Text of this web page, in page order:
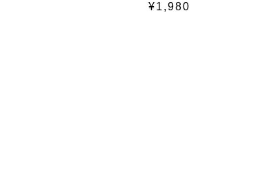
¥1,980